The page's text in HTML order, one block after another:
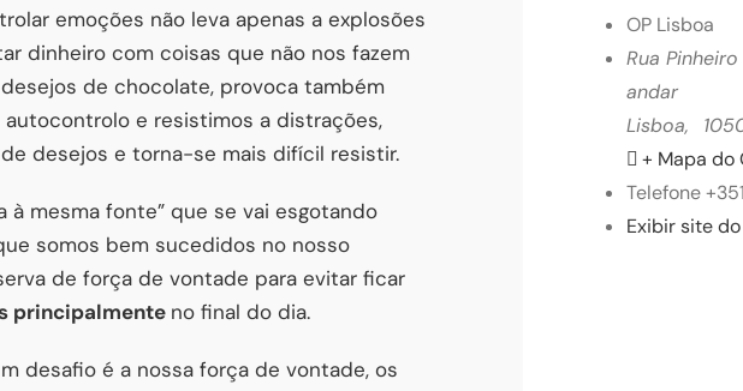
emoções não leva apenas a explosões
dinheiro com coisas que não nos fazem
de chocolate, provoca também
e resistimos a distrações,
desejos e torna-se mais difícil resistir.
mesma fonte” que se vai esgotando
somos bem sucedidos no nosso
de força de vontade para evitar ficar
principalmente no final do dia.
desafio é a nossa força de vontade, os
OP Lisboa
Rua
andar
Lisboa,
+ Mapa do
Telefone
Exibir site